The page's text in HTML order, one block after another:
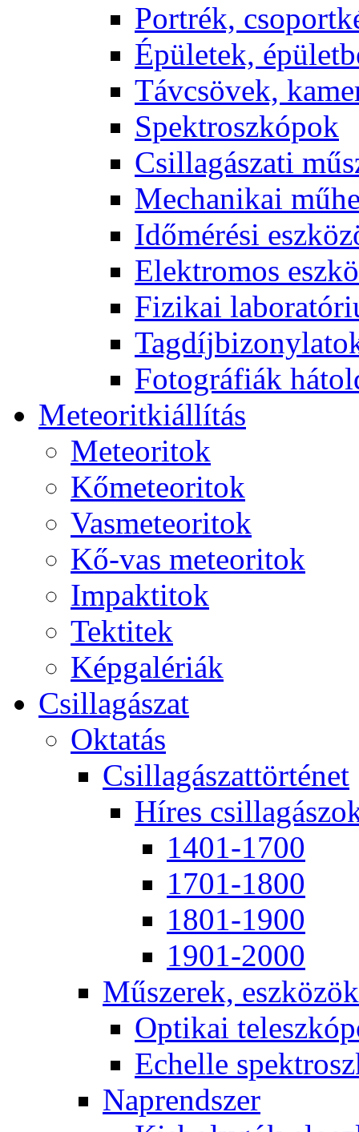
Port­rék,
Épü­le­tek,
Táv­csö­vek,
Spekt­rosz­kó­pok
Csil­la­gá­sza­ti
Me­cha­ni­kai
Idő­mé­ré­si
Elekt­ro­mos
Fi­zi­kai
Fo­tog­rá­fi­ák
Me­te­o­rit­ki­ál­lí­tás
Me­te­o­ri­tok
Kő­me­te­o­ri­tok
Vas­me­te­o­ri­tok
Kő-vas me­te­o­ri­tok
Imp­ak­ti­tok
Tek­ti­tek
Kép­ga­lé­ri­ák
Csil­la­gá­szat
Ok­ta­tás
Csil­la­gá­szat­tör­té­net
Hí­res
1401-1700
1701-1800
1801-1900
1901-2000
Mű­sze­rek, esz­kö­zök
Op­ti­kai
Echel­le
Nap­rend­szer